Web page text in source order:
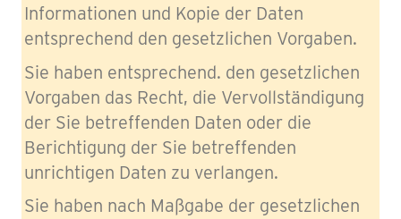
Informationen und Kopie der Daten
entsprechend den gesetzlichen Vorgaben.
Sie haben entsprechend. den gesetzlichen
Vorgaben das Recht, die Vervollständigung
der Sie betreffenden Daten oder die
Berichtigung der Sie betreffenden
unrichtigen Daten zu verlangen.
Sie haben nach Maßgabe der gesetzlichen